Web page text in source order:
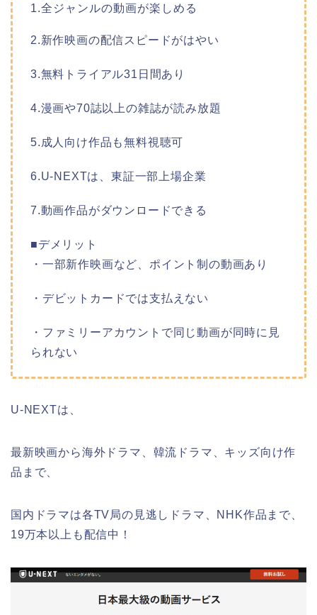
1.全ジャンルの動画が楽しめる
2.新作映画の配信スピードがはやい
3.無料トライアル31日間あり
4.漫画や70誌以上の雑誌が読み放題
5.成人向け作品も無料視聴可
6.U-NEXTは、東証一部上場企業
7.動画作品がダウンロードできる
■デメリット
・一部新作映画など、ポイント制の動画あり
・デビットカードでは支払えない
・ファミリーアカウントで同じ動画が同時に見
られない
U-NEXTは、
最新映画から海外ドラマ、韓流ドラマ、キッズ向け作
品まで、
国内ドラマは各TV局の見逃しドラマ、NHK作品まで、
19万本以上も配信中！